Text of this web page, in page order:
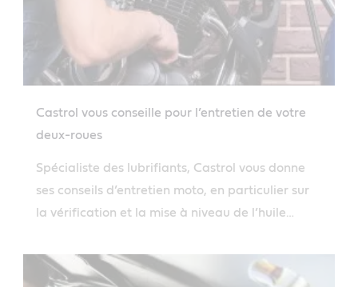
Castrol vous conseille pour l’entretien de votre
deux-roues
Spécialiste des lubrifiants, Castrol vous donne
ses conseils d’entretien moto, en particulier sur
la vérification et la mise à niveau de l’huile